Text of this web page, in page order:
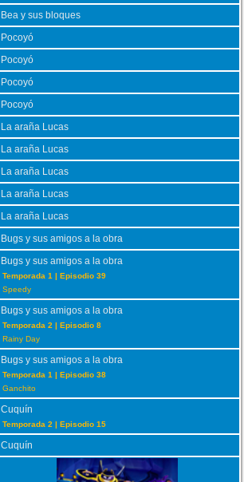
Bea y sus bloques
Pocoyó
Pocoyó
Pocoyó
Pocoyó
La araña Lucas
La araña Lucas
La araña Lucas
La araña Lucas
La araña Lucas
Bugs y sus amigos a la obra
Bugs y sus amigos a la obra
Temporada 1 | Episodio 39
Speedy
Bugs y sus amigos a la obra
Temporada 2 | Episodio 8
Rainy Day
Bugs y sus amigos a la obra
Temporada 1 | Episodio 38
Ganchito
Cuquín
Temporada 2 | Episodio 15
Cuquín